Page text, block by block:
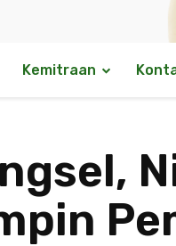
Kemitraan